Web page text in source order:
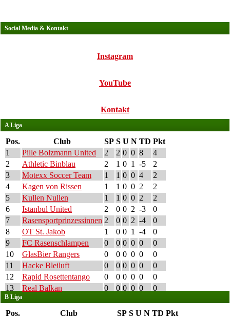
Social Media & Kontakt
Instagram
YouTube
Kontakt
A Liga
Pos. Club SP S U N TD Pkt
1
Pille Bolzmann United 2 2 0 0 8
4
2
Athletic Binblau 2 1 0 1 -5
2
3
Motexx Soccer Team 1 1 0 0 4
2
4
Kagen von Rissen 1 1 0 0 2
2
5
Kullen Nullen 1 1 0 0 2
2
6
Istanbul United 2 0 0 2 -3
0
7
Rasensportprinzessinnen 2 0 0 2 -4
0
8
OT St. Jakob 1 0 0 1 -4
0
9
FC Rasenschlampen 0 0 0 0 0
0
10
GlasBier Rangers 0 0 0 0 0
0
11
Hacke Bleiluft 0 0 0 0 0
0
12
Rapid Rosettentango 0 0 0 0 0
0
13
Real Balkan 0 0 0 0 0 0
B Liga
Pos. Club SP S U N TD Pkt